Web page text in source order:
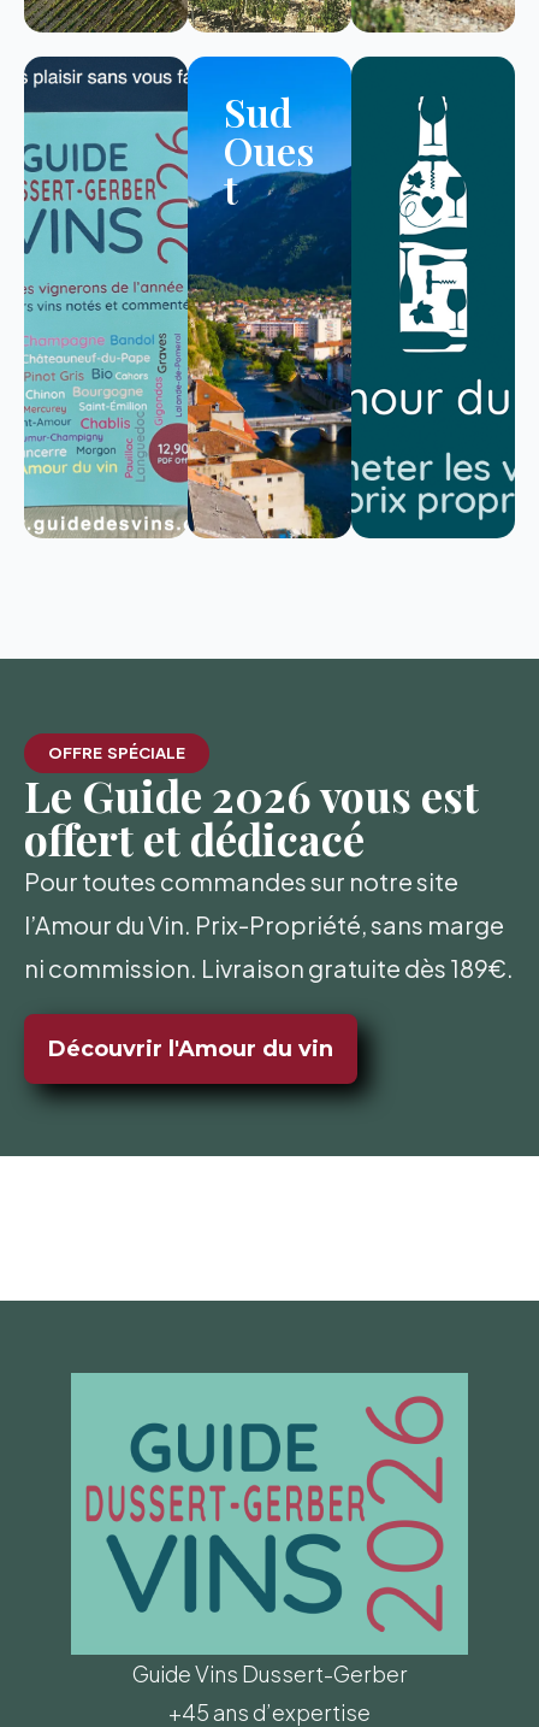
Sud
Oues
t
OFFRE SPÉCIALE
Le Guide 2026 vous est
offert et dédicacé
Pour toutes commandes sur notre site
l’Amour du Vin. Prix-Propriété, sans marge
ni commission. Livraison gratuite dès 189€.
Découvrir l'Amour du vin
Guide Vins Dussert-Gerber
+45 ans d’expertise